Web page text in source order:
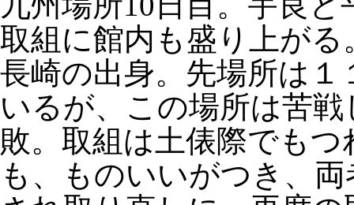
取組に館内も盛り上が
長崎の出身。先場所は
いるが、この場所は苦
敗。取組は土俵際でも
も、ものいいがつき、